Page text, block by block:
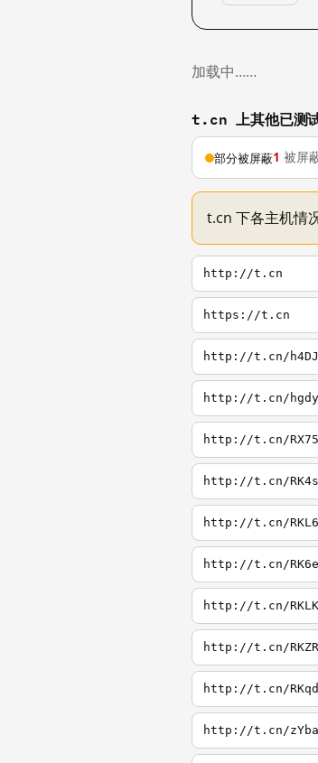
加载中……
t.cn 上其他已测
部分被屏蔽1 被屏
t.cn 下各主机情
http://t.cn
https://t.cn
http://t.cn/
http://t.cn/
http://t.cn/
http://t.cn/
http://t.cn/
http://t.cn/
http://t.cn/
http://t.cn/
http://t.cn/
http://t.cn/